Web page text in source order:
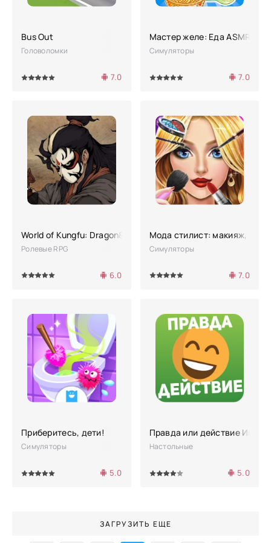
Bus Out
Головоломки
7.0
Мастер желе: Еда ASMR
Симуляторы
1 2 7.0
World of Kungfu: Dragon&Eagle
Ролевые RPG
6.0
Мода стилист: макияж,
Симуляторы
1 2 7.0
Приберитесь, дети!
Симуляторы
5.0
Правда или действие Игра
Настольные
1 2 5.0
ЗАГРУЗИТЬ ЕЩЕ